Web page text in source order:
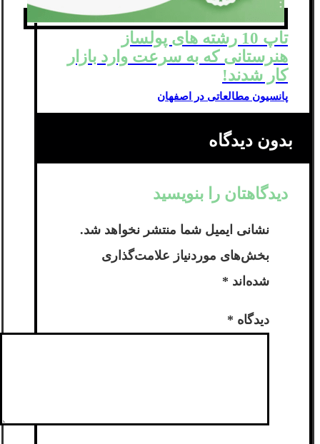
تاپ 10 رشته های پولساز
هنرستانی که به سرعت وارد بازار
کار شدند!
پانسیون مطالعاتی در اصفهان
بدون دیدگاه
دیدگاهتان را بنویسید
نشانی ایمیل شما منتشر نخواهد شد.
بخش‌های موردنیاز علامت‌گذاری
شده‌اند *
دیدگاه *